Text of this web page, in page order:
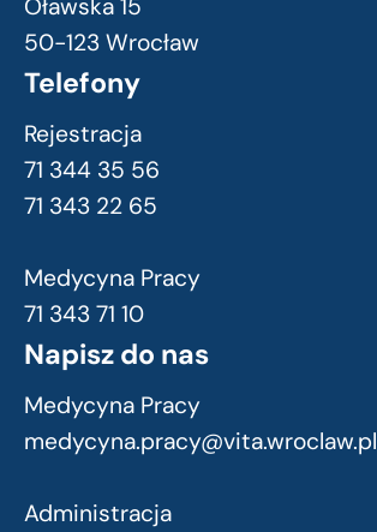
Oławska 15
50-123 Wrocław
Telefony
Rejestracja
71 344 35 56
71 343 22 65
Medycyna Pracy
71 343 71 10
Napisz do nas
Medycyna Pracy
medycyna.pracy@vita.wroclaw.pl
Administracja